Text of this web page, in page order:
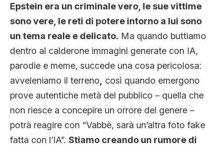
Epstein era un criminale vero, le sue vittime
sono vere, le reti di potere intorno a lui sono
un tema reale e delicato. Ma quando buttiamo
dentro al calderone immagini generate con IA,
parodie e meme, succede una cosa pericolosa:
avveleniamo il terreno
così quando emergono
prove autentiche metà del pubblico – quella che
non riesce a concepire un orrore del genere –
potrà reagire con “Vabbè, sarà un’altra foto fake
fatta con l’IA”. Stiamo creando un rumore di